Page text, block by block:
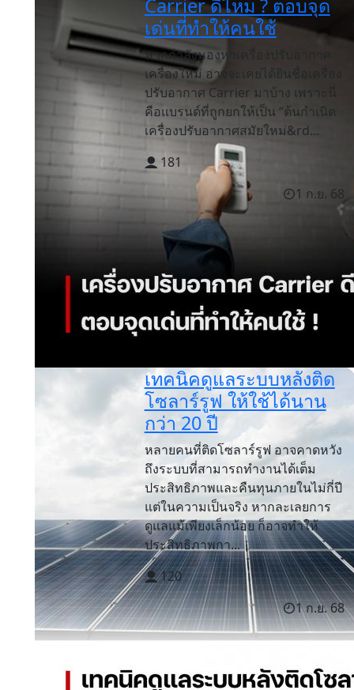
Carrier ดีไหม ? ตอบจุด
เด่นที่ทำให้คนใช้
หากกำลังมองหาเครื่องปรับอากาศ
เครื่องใหม่ อาจจะเคยได้ยินชื่อเครื่อง
ปรับอากาศ Carrier มาบ้าง เพราะนี่
คือแบรนด์ที่ถูกยกให้เป็น “ต้นกำเนิด
เครื่องปรับอากาศสมัยใหม่&rd...
181
1 ก.ย. 68
เทคนิคดูแลระบบหลังติด
โซลาร์รูฟ ให้ใช้ได้นาน
กว่า 20 ปี
หลายคนที่ติดโซลาร์รูฟ อาจคาดหวัง
ถึงระบบที่สามารถทำงานได้เต็ม
ประสิทธิภาพและคืนทุนภายในไม่กี่ปี
แต่ในความเป็นจริง หากละเลยการ
ดูแลแม้เพียงเล็กน้อย ก็อาจทำให้
ประสิทธิภาพกา...
120
1 ก.ย. 68